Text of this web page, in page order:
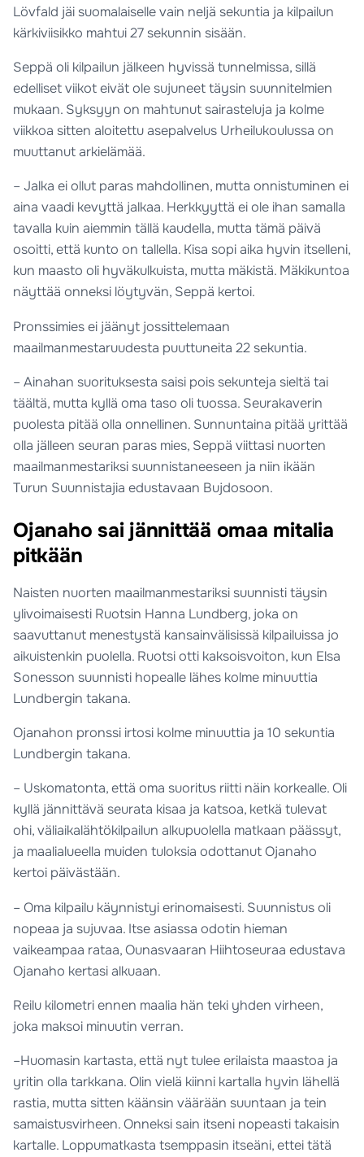
Lövfald jäi suomalaiselle vain neljä sekuntia ja kilpailun
kärkiviisikko mahtui 27 sekunnin sisään.
Seppä oli kilpailun jälkeen hyvissä tunnelmissa, sillä
edelliset viikot eivät ole sujuneet täysin suunnitelmien
mukaan. Syksyyn on mahtunut sairasteluja ja kolme
viikkoa sitten aloitettu asepalvelus Urheilukoulussa on
muuttanut arkielämää.
– Jalka ei ollut paras mahdollinen, mutta onnistuminen ei
aina vaadi kevyttä jalkaa. Herkkyyttä ei ole ihan samalla
tavalla kuin aiemmin tällä kaudella, mutta tämä päivä
osoitti, että kunto on tallella. Kisa sopi aika hyvin itselleni,
kun maasto oli hyväkulkuista, mutta mäkistä. Mäkikuntoa
näyttää onneksi löytyvän, Seppä kertoi.
Pronssimies ei jäänyt jossittelemaan
maailmanmestaruudesta puuttuneita 22 sekuntia.
– Ainahan suorituksesta saisi pois sekunteja sieltä tai
täältä, mutta kyllä oma taso oli tuossa. Seurakaverin
puolesta pitää olla onnellinen. Sunnuntaina pitää yrittää
olla jälleen seuran paras mies, Seppä viittasi nuorten
maailmanmestariksi suunnistaneeseen ja niin ikään
Turun Suunnistajia edustavaan Bujdosoon.
Ojanaho sai jännittää omaa mitalia
pitkään
Naisten nuorten maailmanmestariksi suunnisti täysin
ylivoimaisesti Ruotsin Hanna Lundberg, joka on
saavuttanut menestystä kansainvälisissä kilpailuissa jo
aikuistenkin puolella. Ruotsi otti kaksoisvoiton, kun Elsa
Sonesson suunnisti hopealle lähes kolme minuuttia
Lundbergin takana.
Ojanahon pronssi irtosi kolme minuuttia ja 10 sekuntia
Lundbergin takana.
– Uskomatonta, että oma suoritus riitti näin korkealle. Oli
kyllä jännittävä seurata kisaa ja katsoa, ketkä tulevat
ohi, väliaikalähtökilpailun alkupuolella matkaan päässyt,
ja maalialueella muiden tuloksia odottanut Ojanaho
kertoi päivästään.
– Oma kilpailu käynnistyi erinomaisesti. Suunnistus oli
nopeaa ja sujuvaa. Itse asiassa odotin hieman
vaikeampaa rataa, Ounasvaaran Hiihtoseuraa edustava
Ojanaho kertasi alkuaan.
Reilu kilometri ennen maalia hän teki yhden virheen,
joka maksoi minuutin verran.
–Huomasin kartasta, että nyt tulee erilaista maastoa ja
yritin olla tarkkana. Olin vielä kiinni kartalla hyvin lähellä
rastia, mutta sitten käänsin väärään suuntaan ja tein
samaistusvirheen. Onneksi sain itseni nopeasti takaisin
kartalle. Loppumatkasta tsemppasin itseäni, ettei tätä